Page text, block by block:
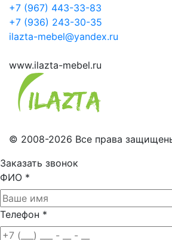
+7 (967) 443-33-83
+7 (936) 243-30-35
ilazta-mebel@yandex.ru
www.ilazta-mebel.ru
© 2008-2026 Все права
Заказать звонок
ФИО *
Телефон *